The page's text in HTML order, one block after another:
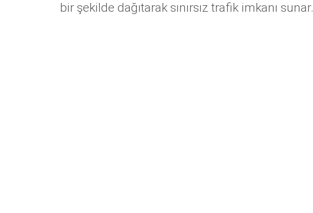
bir şekilde dağıtarak sınırsız trafik imkanı sunar.